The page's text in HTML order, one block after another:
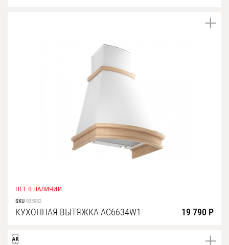
НЕТ В НАЛИЧИИ
SKU 933982
КУХОННАЯ ВЫТЯЖКА AC6634W1 19 790 Р